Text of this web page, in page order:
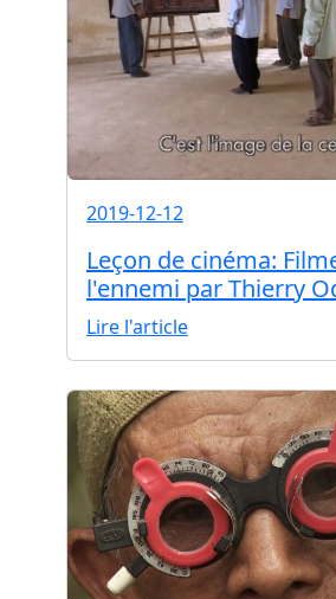
2019-12-12
Leçon de cinéma:
l'ennemi par Thierry
Lire l'article